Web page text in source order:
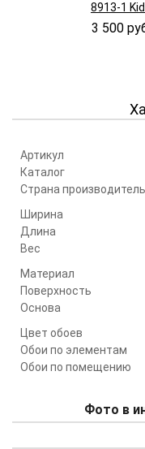
8913-1
3 500
Артикул
Каталог
Страна производитель
Ширина
Длина
Вес
Материал
Поверхность
Основа
Цвет обоев
Обои по элементам
Обои по помещению
Фото в